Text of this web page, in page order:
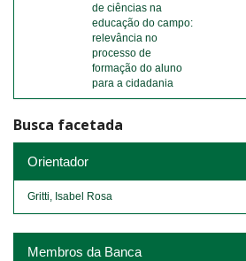
de ciências na
educação do campo:
relevância no
processo de
formação do aluno
para a cidadania
Busca facetada
Orientador
Gritti, Isabel Rosa
Membros da Banca